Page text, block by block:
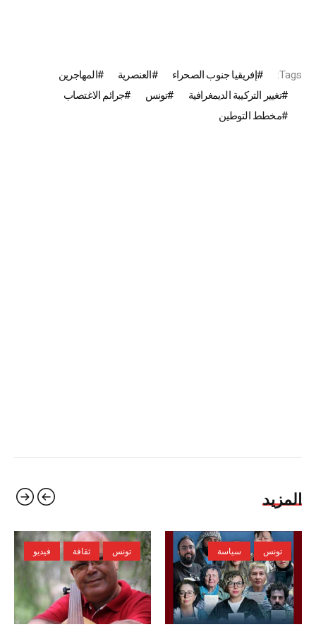
Tags: إفريقيا جنوب الصحراء العنصرية
المهاجرين
تغيير التركيبة الديمغرافية
تونس
جرائم الاغتصاب
مخطط التوطين
المزيد
تونس سياسة تونس ثقافة فيديو